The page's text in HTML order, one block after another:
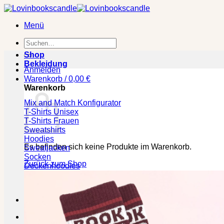
Zum
springenMenü
Suchen
nach:
Anmelden
Warenkorb /0,00 €
Warenkorb
Es befinden sich keine Produkte im Warenkorb.
Zurück zum Shop
🕒 Die jeweilige Lieferzeit bitte den Produktseiten
Shop
Bekleidung
Mix and Match Konfigurator
T-Shirts Unisex
T-Shirts Frauen
Sweatshirts
Hoodies
Sweatjacken
Socken
Deckenhoodies